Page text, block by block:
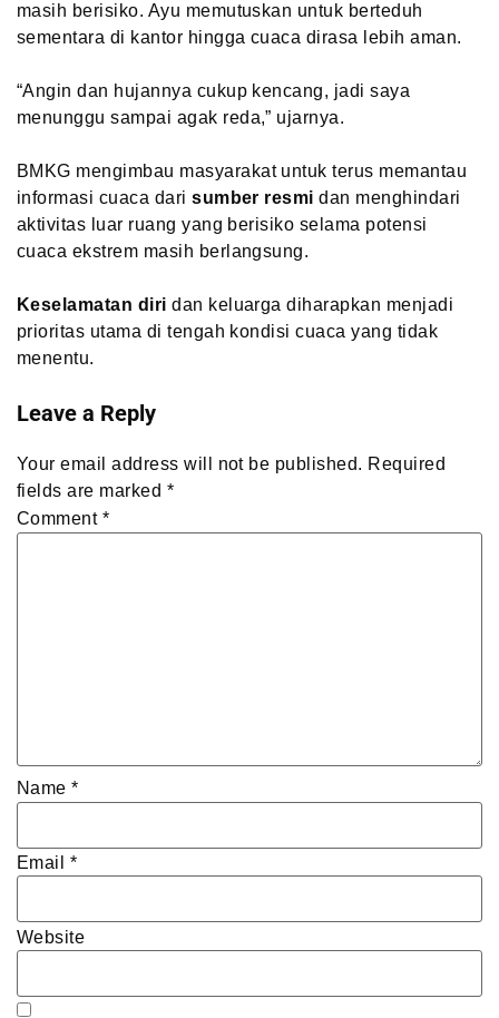
masih berisiko. Ayu memutuskan untuk berteduh
sementara di kantor hingga cuaca dirasa lebih aman.
“Angin dan hujannya cukup kencang, jadi saya
menunggu sampai agak reda,” ujarnya.
BMKG mengimbau masyarakat untuk terus memantau
informasi cuaca darisumber resmi dan menghindari
aktivitas luar ruang yang berisiko selama potensi
cuaca ekstrem masih berlangsung.
Keselamatan diri dan keluarga diharapkan menjadi
prioritas utama di tengah kondisi cuaca yang tidak
menentu.
Leave a Reply
Your email address will not be published. Required
fields are marked *
Comment *
Name*
Email *
Website